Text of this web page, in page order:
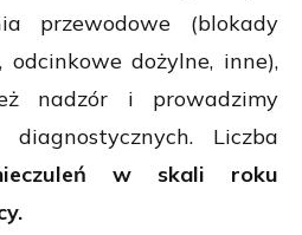
przewodowe (blokady
dożylne, inne),
nadzór i prowadzimy
Liczba
w skali roku